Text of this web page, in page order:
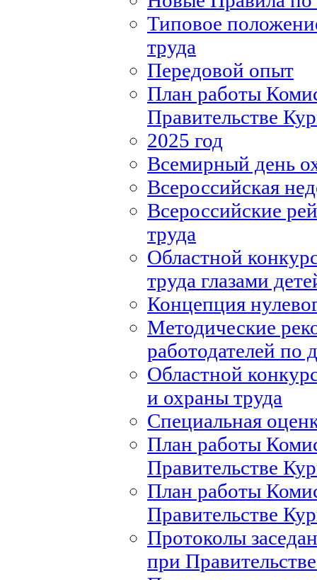
Типовое
труда
Передовой опыт
План работы
Правительстве
2025 год
Всемирный день
Всероссийская
Всероссийские
труда
Областной
труда глазами
Концепция
Методические
работодателей по
Областной
и охраны труда
Специальная
План работы
Правительстве
План работы
Правительстве
Протоколы
при